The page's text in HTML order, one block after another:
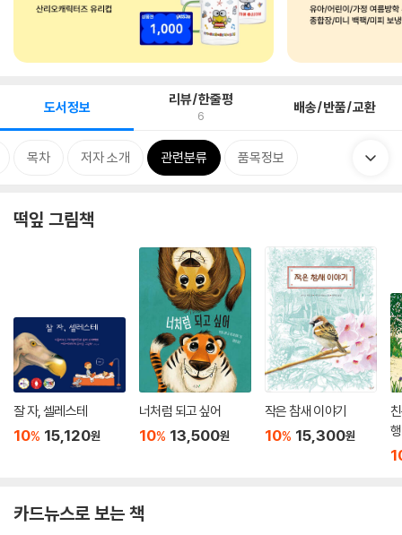
도서정보 리뷰/한줄평
6 배송/반품/교환
목차 저자 소개 관련분류 품목정보
떡잎 그림책
잘 자, 셀레스테
10% 15,120원
너처럼 되고 싶어
10% 13,500원
작은 참새 이야기
10% 15,300원
행
카드뉴스로 보는 책